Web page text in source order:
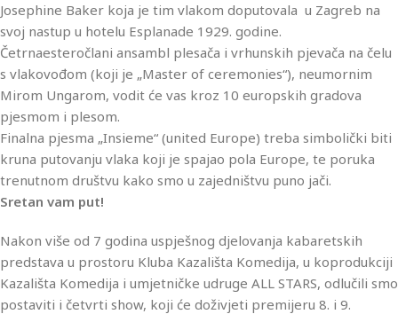
Josephine Baker koja je tim vlakom doputovala u Zagreb na
svoj nastup u hotelu Esplanade 1929. godine.
Četrnaesteročlani ansambl plesača i vrhunskih pjevača na čelu
s vlakovođom (koji je „Master of ceremonies“), neumornim
Mirom Ungarom, vodit će vas kroz 10 europskih gradova
pjesmom i plesom.
Finalna pjesma „Insieme“ (united Europe) treba simbolički biti
kruna putovanju vlaka koji je spajao pola Europe, te poruka
trenutnom društvu kako smo u zajedništvu puno jači.
Sretan vam put!
Nakon više od 7 godina uspješnog djelovanja kabaretskih
predstava u prostoru Kluba Kazališta Komedija, u koprodukciji
Kazališta Komedija i umjetničke udruge ALL STARS, odlučili smo
postaviti i četvrti show, koji će doživjeti premijeru 8. i 9.